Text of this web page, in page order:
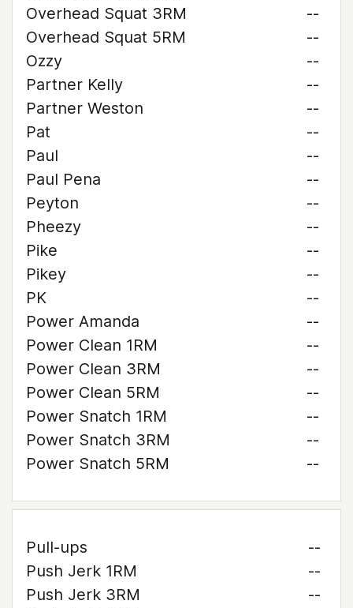
Overhead Squat 3RM
--
Overhead Squat 5RM
--
Ozzy
--
Partner Kelly
--
Partner Weston
--
Pat
--
Paul
--
Paul Pena
--
Peyton
--
Pheezy
--
Pike
--
Pikey
--
PK
--
Power Amanda
--
Power Clean 1RM
--
Power Clean 3RM
--
Power Clean 5RM
--
Power Snatch 1RM
--
Power Snatch 3RM
--
Power Snatch 5RM
--
Pull-ups
--
Push Jerk 1RM
--
Push Jerk 3RM
--